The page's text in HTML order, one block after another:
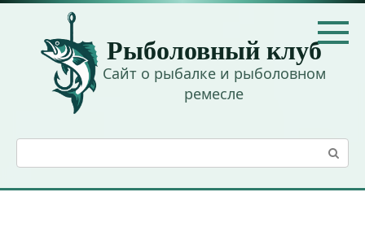
Перейти
контенту
Рыболовный клуб
Сайт о рыбалке и рыболовном
ремесле